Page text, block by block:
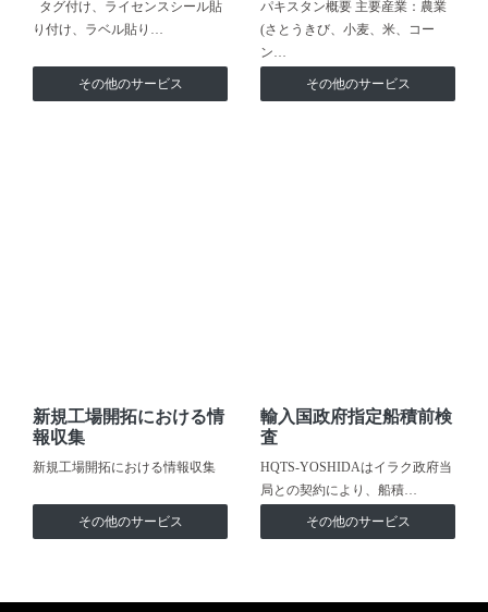
タグ付け、ライセンスシール貼
り付け、ラベル貼り…
その他のサービス
パキスタン概要 主要産業：農業
(さとうきび、小麦、米、コー
ン…
その他のサービス
新規工場開拓における情
報収集
新規工場開拓における情報収集
その他のサービス
輸入国政府指定船積前検
査
HQTS-YOSHIDAはイラク政府当
局との契約により、船積…
その他のサービス